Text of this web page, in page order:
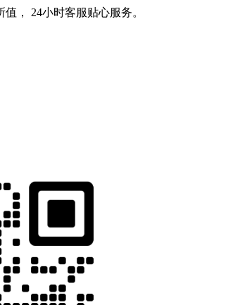
， 24小时客服贴心服务。